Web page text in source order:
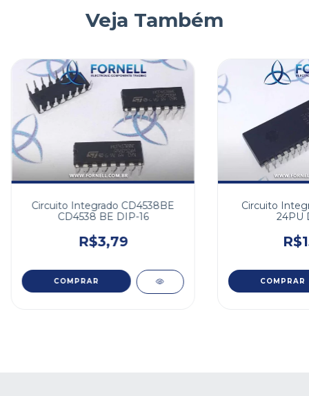
Veja Também
Circuito Integrado CD4538BE
CD4538 BE DIP-16
R$3,79
Circuito
24PU